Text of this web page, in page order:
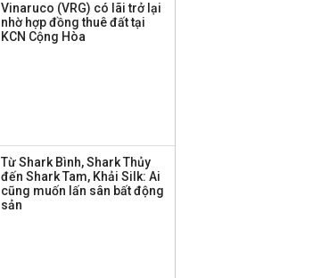
Iran xem xét cấm tàu
VPBankS xin từ nhiệm
Vinaruco (VRG) có lãi trở lại
nhờ hợp đồng thuê đất tại
KCN Cộng Hòa
Từ Shark Bình, Shark Thủy
đến Shark Tam, Khải Silk: Ai
cũng muốn lấn sân bất động
sản